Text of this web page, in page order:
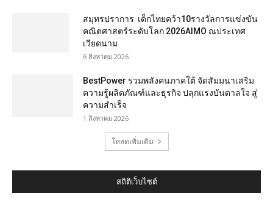
สมุทรปราการ เด็กไทยคว้า10รางวัลการแข่งขัน
คณิตศาสตร์ระดับโลก 2026AIMO ณประเทศ
เวียดนาม
6 สิงหาคม 2026
BestPower รวมพลังคนภาคใต้ จัดสัมมนาเสริม
ความรู้ผลิตภัณฑ์และธุรกิจ ปลุกแรงบันดาลใจ สู่
ความสำเร็จ
1 สิงหาคม 2026
โหลดเพิ่มเติม
สถิติเว็บไซต์